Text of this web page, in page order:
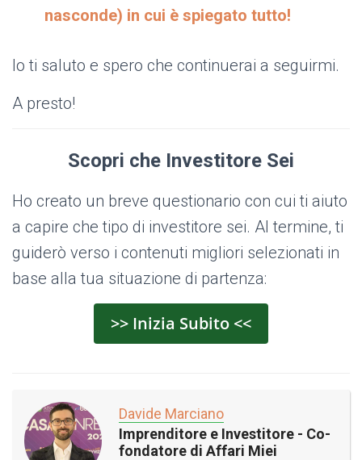
nasconde) in cui è spiegato tutto!
Io ti saluto e spero che continuerai a seguirmi.
A presto!
Scopri che Investitore Sei
Ho creato un breve questionario con cui ti aiuto
a capire che tipo di investitore sei. Al termine, ti
guiderò verso i contenuti migliori selezionati in
base alla tua situazione di partenza:
>> Inizia Subito <<
Davide Marciano
Imprenditore e Investitore - Co-
fondatore di Affari Miei